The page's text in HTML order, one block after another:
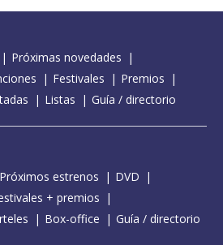
Próximas novedades
Festivales
Premios
Listas Guía / directorio
Próximos estrenos
DVD
+ premios
Box-office Guía / directorio